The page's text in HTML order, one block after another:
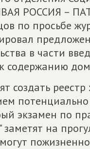
РОССИЯ –
по просьбе
в части
содержанию
создать
потенциально
экзамен по
заметят на